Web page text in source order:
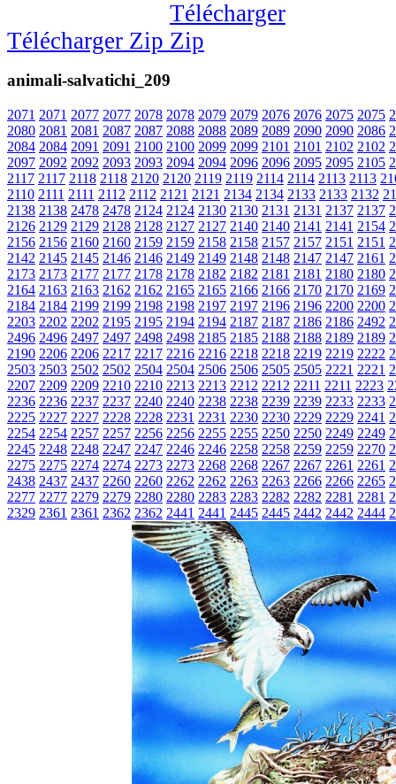
Télécharger Zip
animali-salvatichi_209
2071 2071 2077 2077 2078 2078 2079 2079 2076 2076 2075 2075
2080 2081 2081 2087 2087 2088 2088 2089 2089 2090 2090 2086
2084 2084 2091 2091 2100 2100 2099 2099 2101 2101 2102 2102
2097 2092 2092 2093 2093 2094 2094 2096 2096 2095 2095 2105
2117 2117 2118 2118 2120 2120 2119 2119 2114 2114 2113 2113
2110 2111 2111 2112 2112 2121 2121 2134 2134 2133 2133 2132
2138 2138 2478 2478 2124 2124 2130 2130 2131 2131 2137 2137
2126 2129 2129 2128 2128 2127 2127 2140 2140 2141 2141 2154
2156 2156 2160 2160 2159 2159 2158 2158 2157 2157 2151 2151
2142 2145 2145 2146 2146 2149 2149 2148 2148 2147 2147 2161
2173 2173 2177 2177 2178 2178 2182 2182 2181 2181 2180 2180
2164 2163 2163 2162 2162 2165 2165 2166 2166 2170 2170 2169
2184 2184 2199 2199 2198 2198 2197 2197 2196 2196 2200 2200
2203 2202 2202 2195 2195 2194 2194 2187 2187 2186 2186 2492
2496 2496 2497 2497 2498 2498 2185 2185 2188 2188 2189 2189
2190 2206 2206 2217 2217 2216 2216 2218 2218 2219 2219 2222
2503 2503 2502 2502 2504 2504 2506 2506 2505 2505 2221 2221
2207 2209 2209 2210 2210 2213 2213 2212 2212 2211 2211 2223
2236 2236 2237 2237 2240 2240 2238 2238 2239 2239 2233 2233
2225 2227 2227 2228 2228 2231 2231 2230 2230 2229 2229 2241
2254 2254 2257 2257 2256 2256 2255 2255 2250 2250 2249 2249
2245 2248 2248 2247 2247 2246 2246 2258 2258 2259 2259 2270
2275 2275 2274 2274 2273 2273 2268 2268 2267 2267 2261 2261
2438 2437 2437 2260 2260 2262 2262 2263 2263 2266 2266 2265
2277 2277 2279 2279 2280 2280 2283 2283 2282 2282 2281 2281
2329 2361 2361 2362 2362 2441 2441 2445 2445 2442 2442 2444